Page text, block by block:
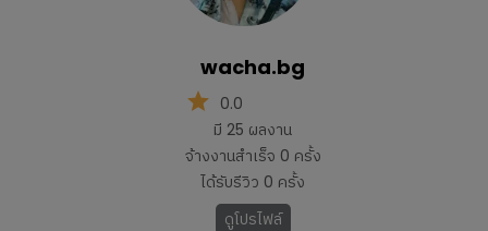
wacha.bg
0.0
มี 25 ผลงาน
จ้างงานสำเร็จ 0 ครั้ง
ได้รับรีวิว 0 ครั้ง
ดูโปรไฟล์